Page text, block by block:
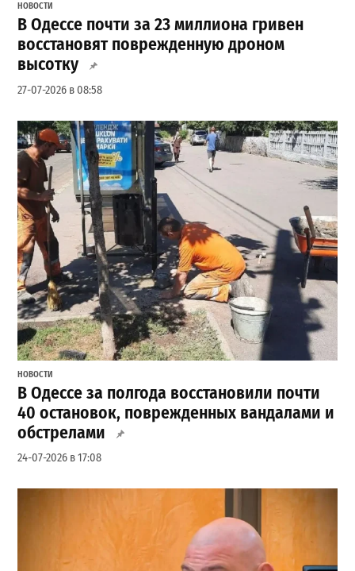
НОВОСТИ
В Одессе почти за 23 миллиона гривен
восстановят поврежденную дроном
высотку
27-07-2026 в 08:58
НОВОСТИ
В Одессе за полгода восстановили почти
40 остановок, поврежденных вандалами и
обстрелами
24-07-2026 в 17:08